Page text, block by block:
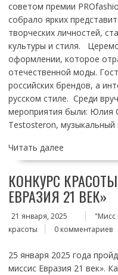
советом премии
собрало ярких
творческих личностей,
культуры и стиля.
оформлении, которое
отечественной моды.
российских брендов, а
русском стиле. Среди
мероприятия были: Юлия
Testosteron,
Читать далее
КОНКУРС
ЕВРАЗИЯ 21 ВЕК»
21 января, 2025
"Мисс
красоты
0 комментариев
25 января 2025 года
миссис Евразия 21 век».